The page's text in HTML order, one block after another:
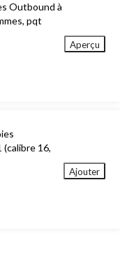
Outbound à
pqt
Aperçu
16,
Ajouter